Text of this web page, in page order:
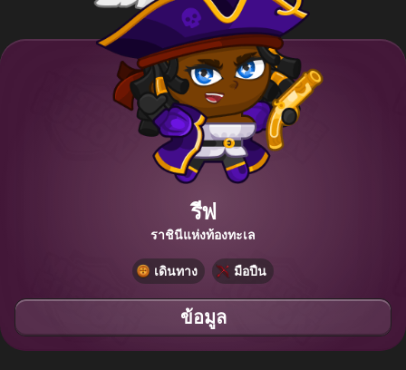
รีฟ
ราชินีแห่งท้องทะเล
เดินทาง มือปืน
ข้อมูล